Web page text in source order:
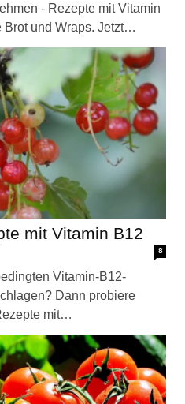
- Rezepte mit Vitamin
Brot und Wraps. Jetzt…
mit Vitamin B12
8
Vitamin-B12-
Dann probiere
mit…